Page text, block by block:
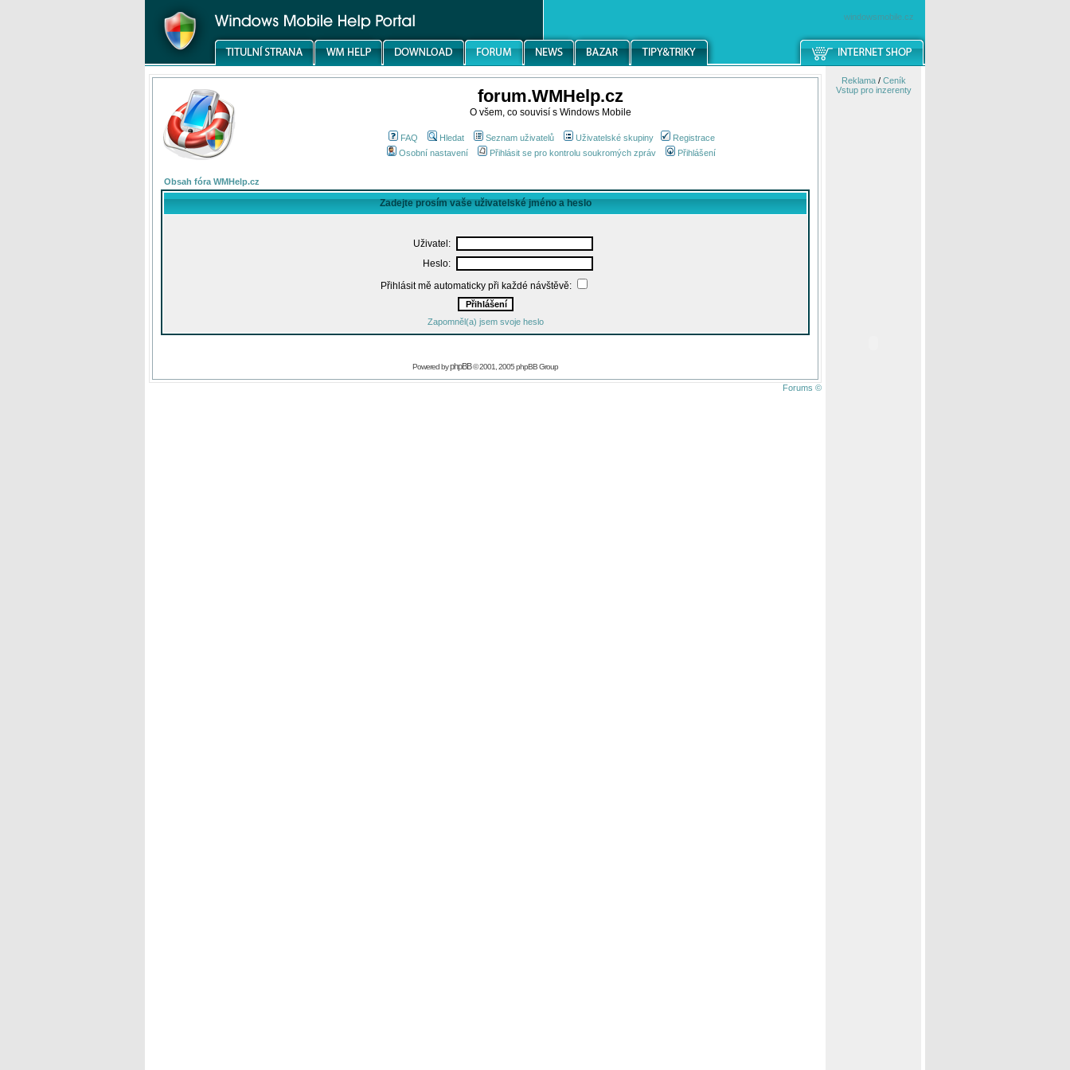
windowsmobile.cz
forum.WMHelp.cz
O všem, co souvisí s Windows Mobile
FAQ Hledat Seznam uživatelů Uživatelské skupiny
Registrace
Osobní nastavení
Přihlásit se pro kontrolu soukromých zpráv Přihlášení
Obsah fóra WMHelp.cz
Zadejte prosím vaše uživatelské jméno a heslo
Uživatel:
Heslo:
Přihlásit mě automaticky při každé návštěvě:
Zapomněl(a) jsem svoje heslo
Powered byphpBB© 2001, 2005 phpBB Group
Forums ©
Reklama/ Ceník
Vstup pro inzerenty